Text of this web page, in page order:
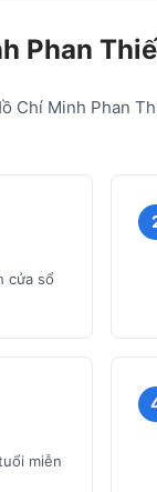
Phan
Chí Minh Phan
cửa sổ
miễn